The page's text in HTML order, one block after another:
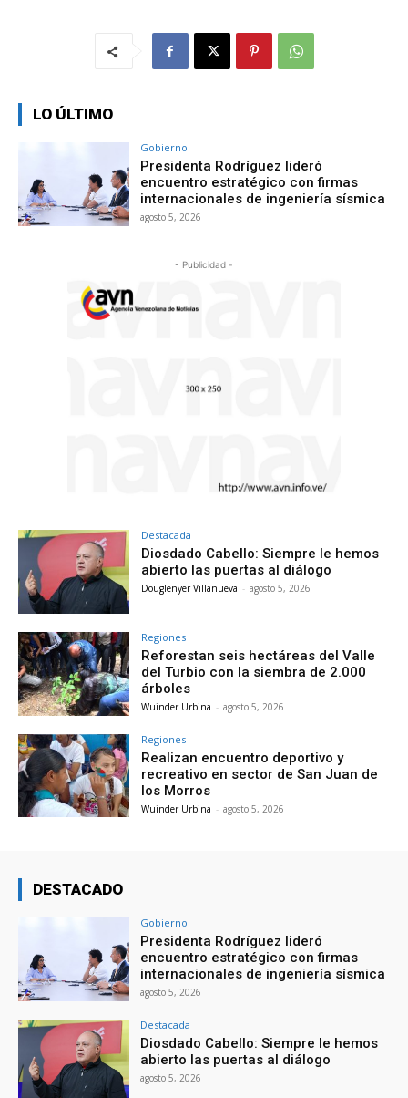
LO ÚLTIMO
Gobierno
Presidenta Rodríguez lideró
encuentro estratégico con firmas
internacionales de ingeniería sísmica
agosto 5, 2026
- Publicidad -
Destacada
Diosdado Cabello: Siempre le hemos
abierto las puertas al diálogo
Douglenyer Villanueva - agosto 5, 2026
Regiones
Reforestan seis hectáreas del Valle
del Turbio con la siembra de 2.000
árboles
Wuinder Urbina - agosto 5, 2026
Regiones
Realizan encuentro deportivo y
recreativo en sector de San Juan de
los Morros
Wuinder Urbina - agosto 5, 2026
DESTACADO
Gobierno
Presidenta Rodríguez lideró
encuentro estratégico con firmas
internacionales de ingeniería sísmica
agosto 5, 2026
Destacada
Diosdado Cabello: Siempre le hemos
abierto las puertas al diálogo
agosto 5, 2026